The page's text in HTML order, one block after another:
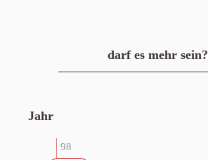
darf es mehr sein?
Jahr
98